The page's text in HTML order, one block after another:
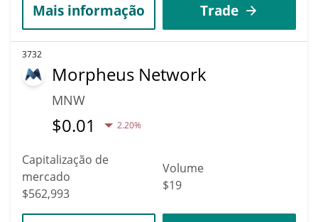
Mais informação Trade
3732
Morpheus Network
MNW
$0.01 2.20%
Capitalização de
mercado
$562,993
Volume
$19